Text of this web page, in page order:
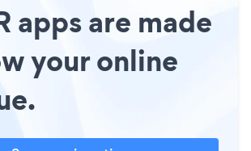
apps are made
your online